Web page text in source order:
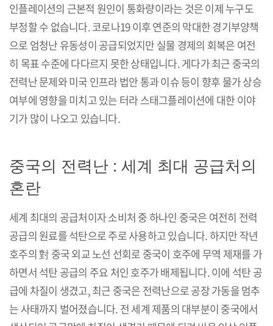
인플레이션의 근본적 원인이 통화량이라는 것은 이제 누구도
부정할 수 없습니다. 코로나19 이후 연준의 막대한 경기부양책
으로 엄청난 유동성이 공급되었지만 실물 경제의 회복은 여전
히 목표 수준에 다다르지 못한 상태입니다. 게다가 최근 중국의
전력난 문제와 미국 인프라 법안 통과 이슈 등이 향후 물가 상승
여부에 영향을 미치고 있는 터라 스태그플레이션에 대한 이야
기가 많이 나오고 있습니다.
중국의 전력난 : 세계 최대 공급처의
혼란
세계 최대의 공급처이자 소비처 중 하나인 중국은 여전히 전력
공급의 원료를 석탄으로 주로 사용하고 있습니다. 하지만 작년
호주의 對 중국 외교 노선 선회로 중국이 호주에 무역 제재를 가
하면서 석탄 공급의 주요 처인 호주가 배제됩니다. 이에 석탄 공
급에 차질이 생겼고, 최근 중국은 전력난으로 공장 가동을 멈추
는 사태까지 벌어졌습니다. 전 세계 제품의 대부분이 중국에서